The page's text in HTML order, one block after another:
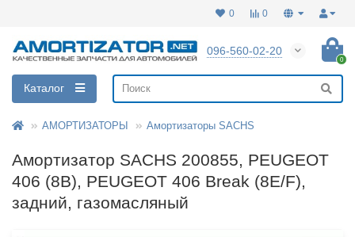
0
0
096-560-02-20
0
Каталог
АМОРТИЗАТОРЫ Амортизаторы SACHS
Амортизатор SACHS 200855, PEUGEOT
406 (8B), PEUGEOT 406 Break (8E/F),
задний, газомасляный